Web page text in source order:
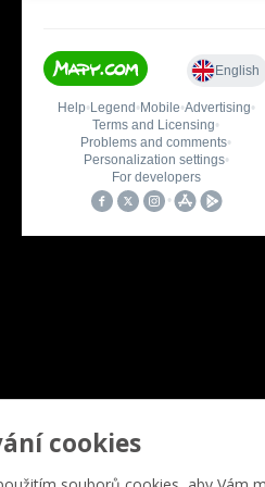
cookies